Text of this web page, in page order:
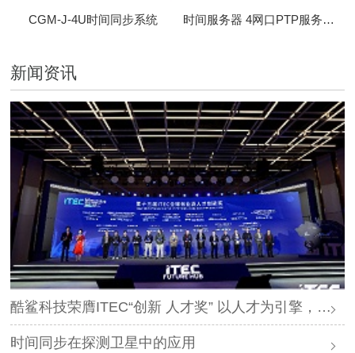
CGM-J-4U时间同步系统 时间服务器 4网口PTP服务器 CBM-D-40
新闻资讯
酷鲨科技荣膺ITEC“创新 人才奖” 以人才为引擎，时空为基石，驱动智能未来
时间同步在探测卫星中的应用